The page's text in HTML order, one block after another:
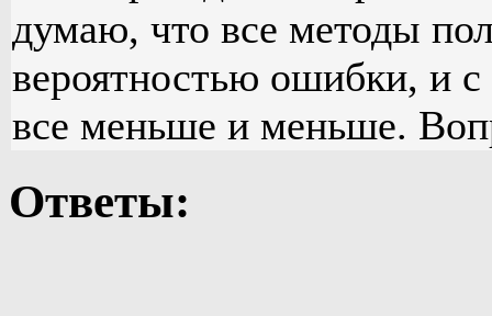
думаю, что все методы
вероятностью ошибки, и
все меньше и меньше.
Ответы: